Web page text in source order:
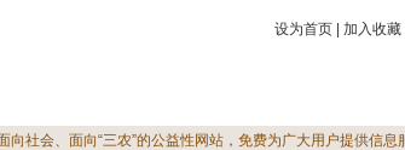
设为首页 加入收藏
会、面向“三农”的公益性网站，免费为广大用户提供信息服